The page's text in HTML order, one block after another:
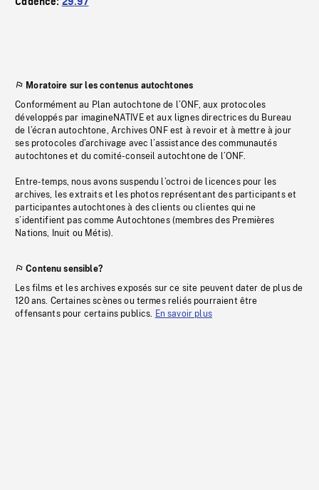
Moratoire sur les contenus autochtones
Conformément au Plan autochtone de l’ONF, aux protocoles
développés par imagineNATIVE et aux lignes directrices du Bureau
de l’écran autochtone, Archives ONF est à revoir et à mettre à jour
ses protocoles d’archivage avec l’assistance des communautés
autochtones et du comité-conseil autochtone de l’ONF.
Entre-temps, nous avons suspendu l’octroi de licences pour les
archives, les extraits et les photos représentant des participants et
participantes autochtones à des clients ou clientes qui ne
s’identifient pas comme Autochtones (membres des Premières
Nations, Inuit ou Métis).
Contenu sensible?
Les films et les archives exposés sur ce site peuvent dater de plus de
120 ans. Certaines scènes ou termes reliés pourraient être
offensants pour certains publics. En savoir plus